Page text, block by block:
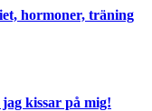
hormoner, träning
kissar på mig!